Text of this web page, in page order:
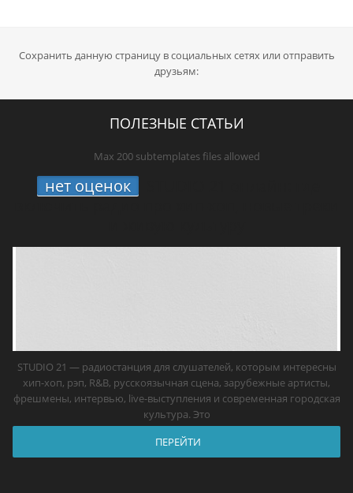
Сохранить данную страницу в социальных сетях или отправить
друзьям:
ПОЛЕЗНЫЕ СТАТЬИ
Max 200 subtemplates files allowed
нет оценок
STUDIO 21 — радиостанция для слушателей, которым интересны
хип-хоп, рэп, R&B, русскоязычная сцена, зарубежные артисты,
фрешмены, интервью, live-выступления и современная городская
культура. Это
ПЕРЕЙТИ